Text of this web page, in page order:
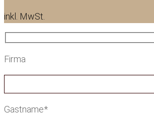
inkl. MwSt.
Firma
Gastname*